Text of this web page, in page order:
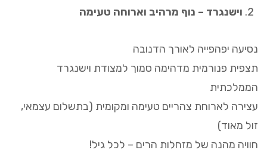
וישנגרד – נוף מרהיב וארוחה טעימה
נסיעה יפהפייה לאורך הדנובה
תצפית פנורמית מדהימה סמוך למצודת וישנגרד
הממלכתית
עצירה לארוחת צהריים טעימה ומקומית (בתשלום עצמאי,
זול מאוד)
חוויה מהנה של מזחלות הרים – לכל גיל!